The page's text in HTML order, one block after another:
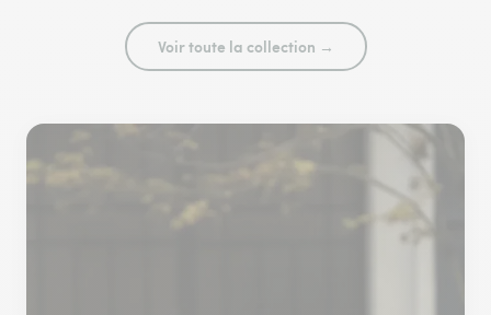
Voir toute la collection →